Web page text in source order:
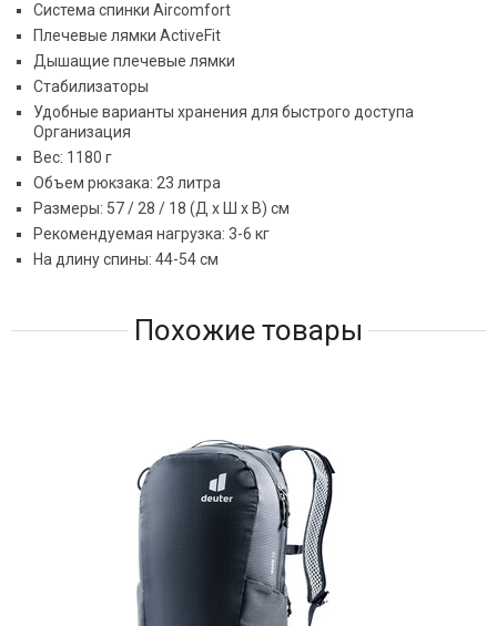
Система спинки Aircomfort
Плечевые лямки ActiveFit
Дышащие плечевые лямки
Стабилизаторы
Удобные варианты хранения для быстрого доступа
Организация
Вес: 1180 г
Объем рюкзака: 23 литра
Размеры: 57 / 28 / 18 (Д x Ш x В) см
Рекомендуемая нагрузка: 3-6 кг
На длину спины: 44-54 см
Похожие товары